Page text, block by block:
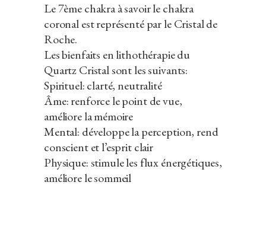
Le 7ème chakra à savoir le chakra
coronal est représenté par le Cristal de
Roche.
Les bienfaits en lithothérapie du
Quartz Cristal sont les suivants:
Spirituel: clarté, neutralité
Âme: renforce le point de vue,
améliore la mémoire
Mental: développe la perception, rend
conscient et l’esprit clair
Physique: stimule les flux énergétiques,
améliore le sommeil